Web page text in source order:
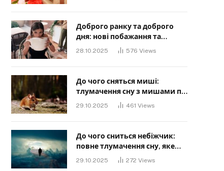
Доброго ранку та доброго
дня: нові побажання та
картинки для близьких
28.10.2025 576 Views
До чого сняться миші:
тлумачення сну з мишами по
29.10.2025 461 Views
До чого сниться небіжчик:
повне тлумачення сну, яке
має знати кожен
29.10.2025 272 Views